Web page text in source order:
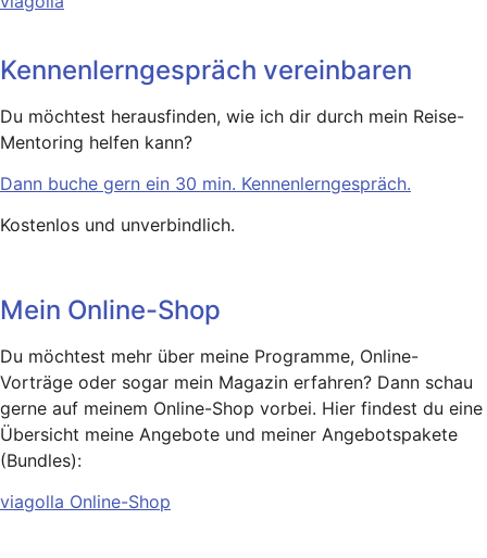
Kennenlerngespräch vereinbaren
Du möchtest herausfinden, wie ich dir durch mein Reise-
Mentoring helfen kann?
Dann buche gern ein 30 min. Kennenlerngespräch.
Kostenlos und unverbindlich.
Mein Online-Shop
Du möchtest mehr über meine Programme, Online-
Vorträge oder sogar mein Magazin erfahren? Dann schau
gerne auf meinem Online-Shop vorbei. Hier findest du eine
Übersicht meine Angebote und meiner Angebotspakete
(Bundles):
viagolla Online-Shop